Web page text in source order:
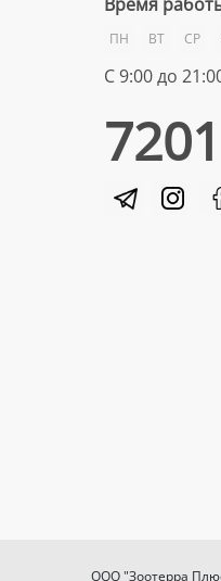
ПН ВТ СР
С 9:00 до
7201
ООО "Зоотерра